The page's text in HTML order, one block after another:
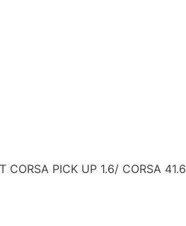
CORSA PICK UP 1.6/ CORSA 41.6